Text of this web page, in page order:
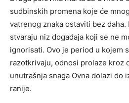
sudbinskih promena koje će
vatrenog znaka ostaviti bez
stvaraju niz događaja koji se ne
ignorisati. Ovo je period u kojem
razotkrivaju, odnosi prolaze kroz
unutrašnja snaga Ovna dolazi do
ranije.